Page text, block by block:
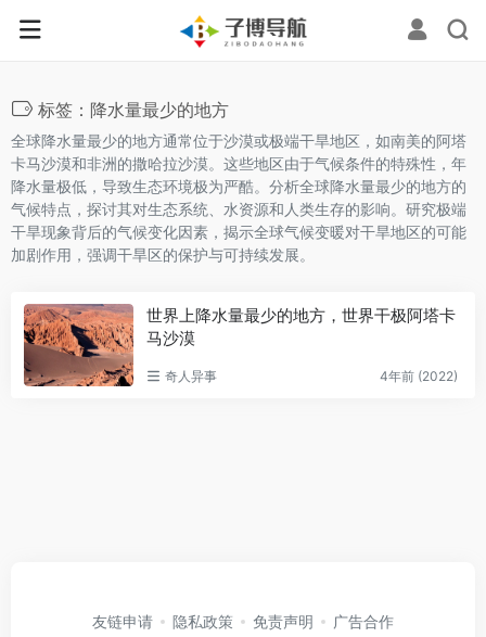
标签：降水量最少的地方
全球降水量最少的地方通常位于沙漠或极端干旱地区，如南美的阿塔
卡马沙漠和非洲的撒哈拉沙漠。这些地区由于气候条件的特殊性，年
降水量极低，导致生态环境极为严酷。分析全球降水量最少的地方的
气候特点，探讨其对生态系统、水资源和人类生存的影响。研究极端
干旱现象背后的气候变化因素，揭示全球气候变暖对干旱地区的可能
加剧作用，强调干旱区的保护与可持续发展。
世界上降水量最少的地方，世界干极阿塔卡
马沙漠
奇人异事 4年前 (2022)
友链申请 隐私政策 免责声明 广告合作